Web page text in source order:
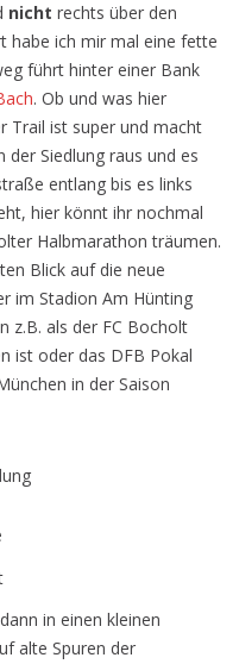
nicht rechts über den
habe ich mir mal eine fette
führt hinter einer Bank
. Ob und was hier
Trail ist super und macht
der Siedlung raus und es
entlang bis es links
hier könnt ihr nochmal
Halbmarathon träumen.
Blick auf die neue
im Stadion Am Hünting
z.B. als der FC Bocholt
ist oder das DFB Pokal
in der Saison
in einen kleinen
alte Spuren der